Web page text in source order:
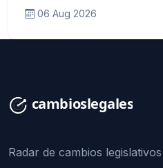
06 Aug 2026
Radar de cambios